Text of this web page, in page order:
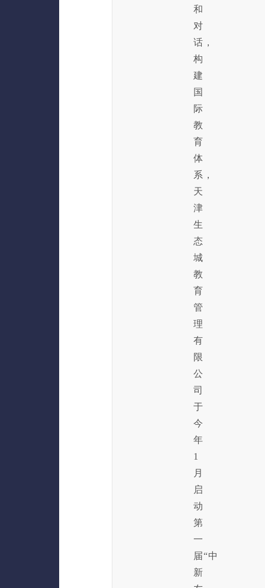
和
对
话，
构
建
国
际
教
育
体
系，
天
津
生
态
城
教
育
管
理
有
限
公
司
于
今
年
1
月
启
动
第
一
届“中
新